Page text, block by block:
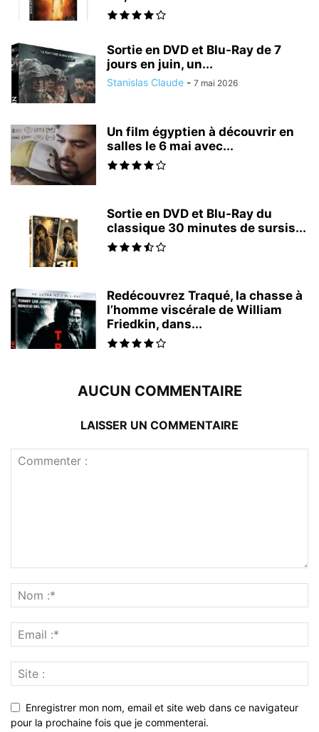
Sortie en DVD et Blu-Ray de 7
jours en juin, un...
Stanislas Claude - 7 mai 2026
Un film égyptien à découvrir en
salles le 6 mai avec...
Sortie en DVD et Blu-Ray du
classique 30 minutes de sursis...
Redécouvrez Traqué, la chasse à
l’homme viscérale de William
Friedkin, dans...
AUCUN COMMENTAIRE
LAISSER UN COMMENTAIRE
Enregistrer mon nom, email et site web dans ce navigateur
pour la prochaine fois que je commenterai.